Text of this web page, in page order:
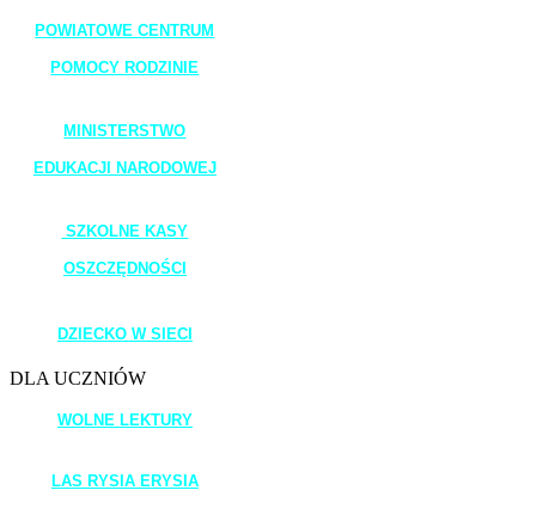
POWIATOWE CENTRUM
POMOCY RODZINIE
MINISTERSTWO
EDUKACJI NARODOWEJ
SZKOLNE KASY
OSZCZĘDNOŚCI
DZIECKO W SIECI
DLA UCZNIÓW
WOLNE LEKTURY
LAS RYSIA ERYSIA